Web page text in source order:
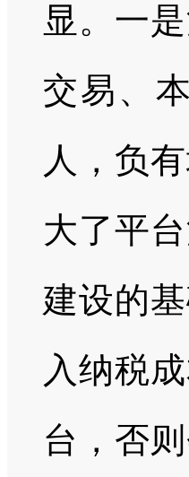
显。一
交易、
人，负
大了平
建设的
入纳税
台，否